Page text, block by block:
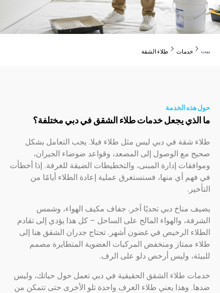
خدمات طلاء الشقة
الخدمة
يجعل خدمات طلاء الشقق في دبي مختلفة؟
في دبي ليس مثل طلاء فيلا. يجب التعامل بشكل
الوصول إلى المصعد، وقواعد ضوضاء الجيران،
إدارة المبنى، والتخطيطات الضيقة للغرفة. إذا أخطأت
أي منها، فستستغرق عملية إعادة الطلاء أيامًا من
دبي تحديًا آخر. جفاف مكيف الهواء، وشمس
والهواء المالح على الساحل – كل هذا يؤدي إلى تقادم
الرخيص في غضون أشهر. تحتاج جدران الشقق هنا إلى
ومنخفض المركبات العضوية المتطايرة مصمم
وليس أرخص دلو على الرف.
طلاء الشقق الحقيقية في دبي تعمل حول حياتك، وليس
يعني طلاء الغرف واحدة تلو الأخرى حتى تتمكن من